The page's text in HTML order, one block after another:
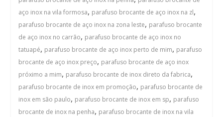
aço inox na vila formosa, parafuso brocante de aço inox na zl,
parafuso brocante de aço inox na zona leste, parafuso brocante
de aço inox no carrão, parafuso brocante de aço inox no
tatuapé, parafuso brocante de aço inox perto de mim, parafuso
brocante de aço inox preço, parafuso brocante de aço inox
próximo a mim, parafuso brocante de inox direto da fabrica,
parafuso brocante de inox em promoção, parafuso brocante de
inox em são paulo, parafuso brocante de inox em sp, parafuso
brocante de inox na penha, parafuso brocante de inox na vila